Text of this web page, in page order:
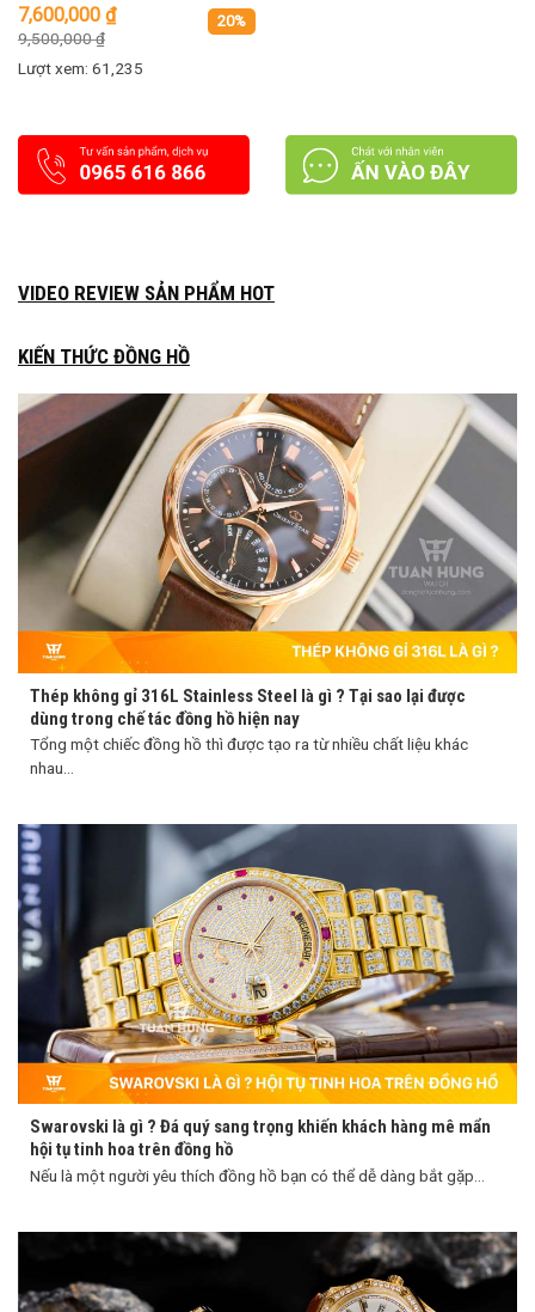
7,600,000 ₫
9,500,000₫
20%
Lượt xem: 61,235
VIDEO REVIEW SẢN PHẨM HOT
KIẾN THỨC ĐỒNG HỒ
Thép không gỉ 316L Stainless Steel là gì ? Tại sao lại được
dùng trong chế tác đồng hồ hiện nay
Tổng một chiếc đồng hồ thì được tạo ra từ nhiều chất liệu khác
nhau...
Swarovski là gì ? Đá quý sang trọng khiến khách hàng mê mẩn
hội tụ tinh hoa trên đồng hồ
Nếu là một người yêu thích đồng hồ bạn có thể dễ dàng bắt gặp...